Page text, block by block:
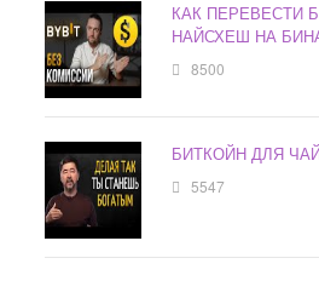
КАК ПЕРЕВЕСТИ
НАЙСХЕШ НА
8500
БИТКОЙН ДЛЯ
5547